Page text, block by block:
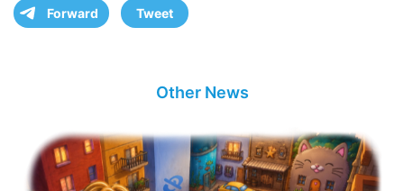
Forward Tweet
Other News